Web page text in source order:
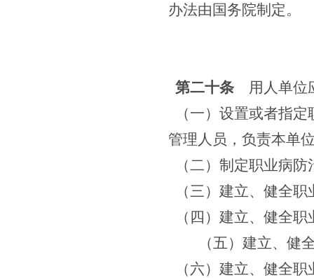
办法由国务院制定。
第二十条 用人单位
（一）设置或者指
管理人员，负责本单
（二）制定职业病
（三）建立、健全
（四）建立、健全
（五）建立、健
（六）建立、健全